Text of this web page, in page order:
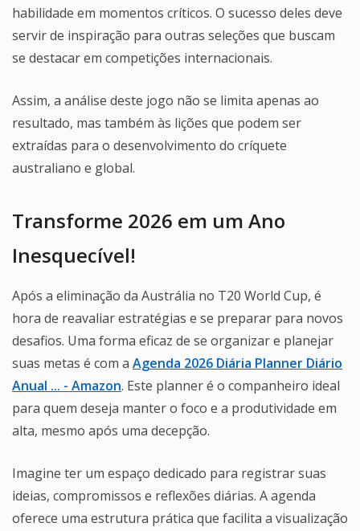
habilidade em momentos críticos. O sucesso deles deve
servir de inspiração para outras seleções que buscam
se destacar em competições internacionais.
Assim, a análise deste jogo não se limita apenas ao
resultado, mas também às lições que podem ser
extraídas para o desenvolvimento do críquete
australiano e global.
Transforme 2026 em um Ano
Inesquecível!
Após a eliminação da Austrália no T20 World Cup, é
hora de reavaliar estratégias e se preparar para novos
desafios. Uma forma eficaz de se organizar e planejar
suas metas é com a Agenda 2026 Diária Planner Diário
Anual ... - Amazon. Este planner é o companheiro ideal
para quem deseja manter o foco e a produtividade em
alta, mesmo após uma decepção.
Imagine ter um espaço dedicado para registrar suas
ideias, compromissos e reflexões diárias. A agenda
oferece uma estrutura prática que facilita a visualização